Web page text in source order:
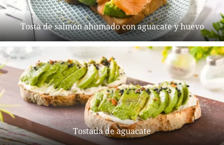
Tosta de salmón ahumado con aguacate y huevo
Tostada de aguacate